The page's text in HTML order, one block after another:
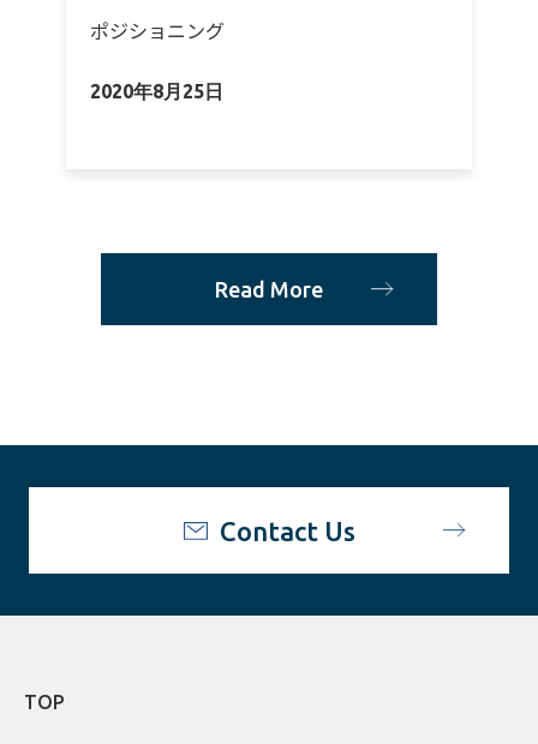
ポジショニング
2020年8月25日
Read More
Contact Us
TOP